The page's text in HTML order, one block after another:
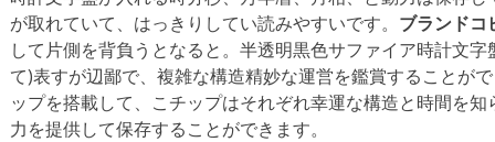
が取れていて、はっきりしてい読みやすいです。 ブランドコ
して片側を背負うとなると。半透明黒色サファイア時計文
て)表すが辺鄙で、複雑な構造精妙な運営を鑑賞することが
ップを搭載して、こチップはそれぞれ幸運な構造と時間を
力を提供して保存することができます。